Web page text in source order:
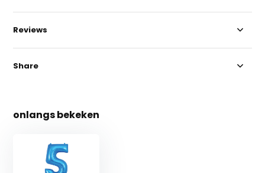
Reviews
Share
onlangs bekeken